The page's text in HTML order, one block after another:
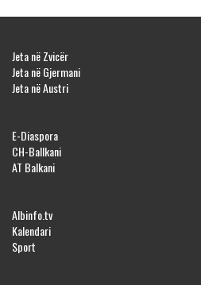
Jeta në Zvicër
Jeta në Gjermani
Jeta në Austri
E-Diaspora
CH-Ballkani
AT Balkani
Albinfo.tv
Kalendari
Sport